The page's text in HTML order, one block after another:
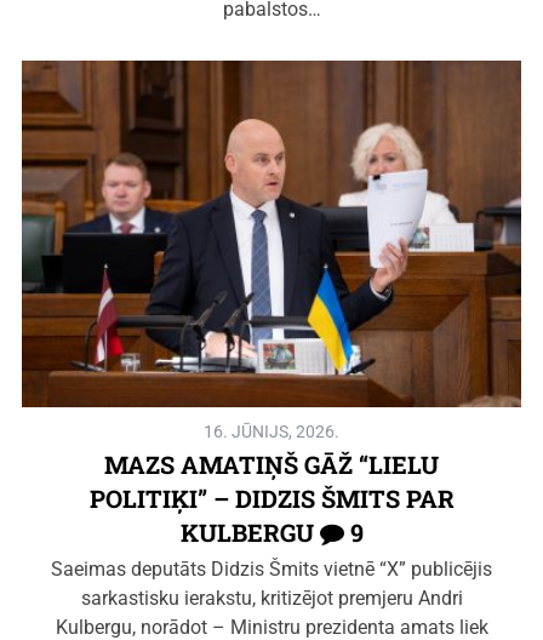
pabalstos…
16. JŪNIJS, 2026.
MAZS AMATIŅŠ GĀŽ “LIELU
POLITIĶI” – DIDZIS ŠMITS PAR
KULBERGU
9
Saeimas deputāts Didzis Šmits vietnē “X” publicējis
sarkastisku ierakstu, kritizējot premjeru Andri
Kulbergu, norādot – Ministru prezidenta amats liek